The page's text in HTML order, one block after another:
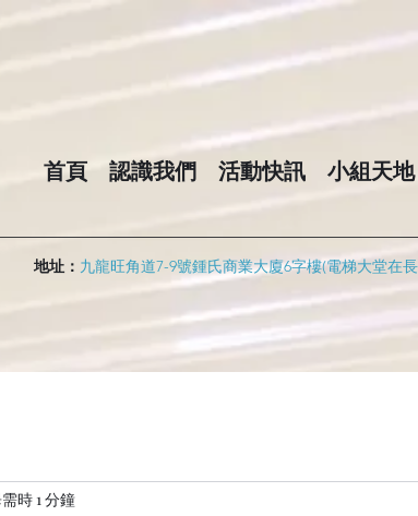
首頁 認識我們 活動快訊 小組天地
地址： 九龍旺角道7-9號鍾氏商業大廈6字樓(電梯大堂在
時 1 分鐘